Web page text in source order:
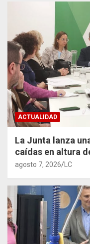
ACTUALIDAD
La Junta lanza
caídas en altura
agosto 7, 2026 LC